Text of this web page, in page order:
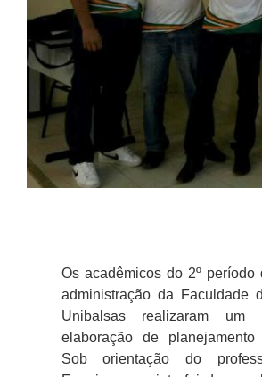
Os acadêmicos do 2º período
administração da Faculdade
Unibalsas realizaram um
elaboração de planejamento
Sob orientação do